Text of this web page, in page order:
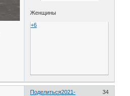
Женщины
+6
Поделиться 34
2021-